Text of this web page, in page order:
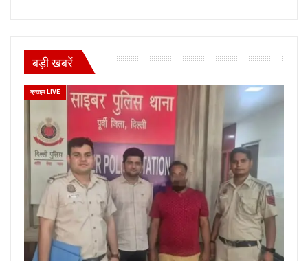
बड़ी खबरें
क्राइम LIVE